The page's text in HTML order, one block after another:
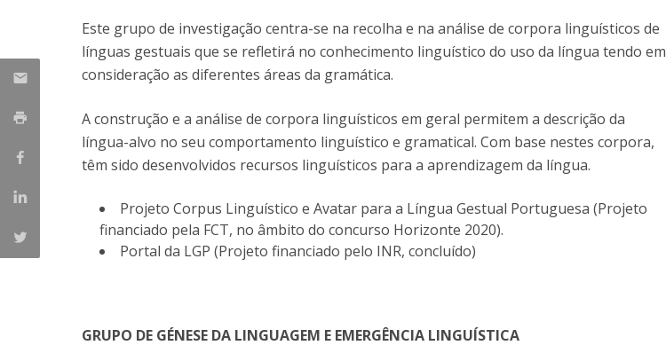
Este grupo de investigação centra-se na recolha e na análise de corpora linguísticos de
línguas gestuais que se refletirá no conhecimento linguístico do uso da língua tendo em
consideração as diferentes áreas da gramática.
A construção e a análise de corpora linguísticos em geral permitem a descrição da
língua-alvo no seu comportamento linguístico e gramatical. Com base nestes corpora,
têm sido desenvolvidos recursos linguísticos para a aprendizagem da língua.
Projeto Corpus Linguístico e Avatar para a Língua Gestual Portuguesa (Projeto
financiado pela FCT, no âmbito do concurso Horizonte 2020).
Portal da LGP (Projeto financiado pelo INR, concluído)
GRUPO DE GÉNESE DA LINGUAGEM E EMERGÊNCIA LINGUÍSTICA